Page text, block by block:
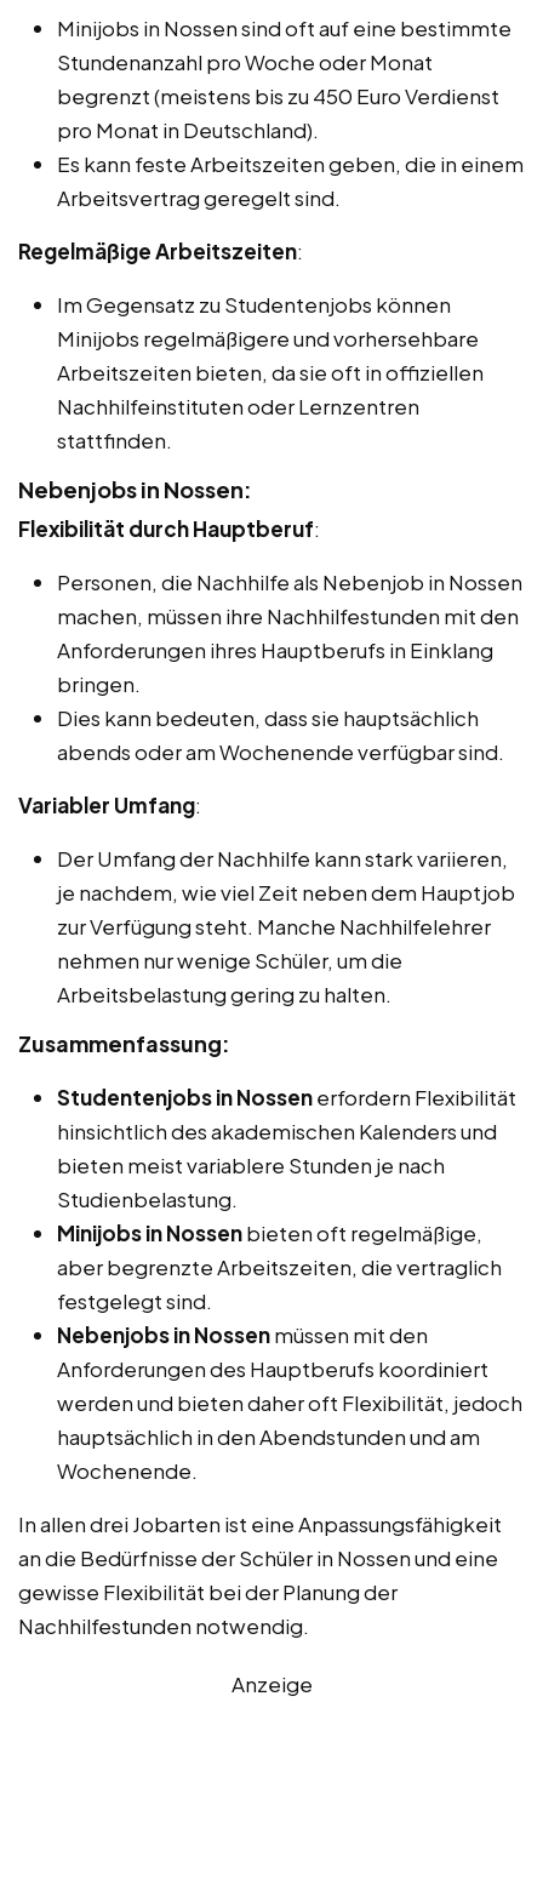
Minijobs in Nossen sind oft auf eine bestimmte
Stundenanzahl pro Woche oder Monat
begrenzt (meistens bis zu 450 Euro Verdienst
pro Monat in Deutschland).
Es kann feste Arbeitszeiten geben, die in einem
Arbeitsvertrag geregelt sind.
Regelmäßige Arbeitszeiten:
Im Gegensatz zu Studentenjobs können
Minijobs regelmäßigere und vorhersehbare
Arbeitszeiten bieten, da sie oft in offiziellen
Nachhilfeinstituten oder Lernzentren
stattfinden.
Nebenjobs in Nossen:
Flexibilität durch Hauptberuf:
Personen, die Nachhilfe als Nebenjob in Nossen
machen, müssen ihre Nachhilfestunden mit den
Anforderungen ihres Hauptberufs in Einklang
bringen.
Dies kann bedeuten, dass sie hauptsächlich
abends oder am Wochenende verfügbar sind.
Variabler Umfang:
Der Umfang der Nachhilfe kann stark variieren,
je nachdem, wie viel Zeit neben dem Hauptjob
zur Verfügung steht. Manche Nachhilfelehrer
nehmen nur wenige Schüler, um die
Arbeitsbelastung gering zu halten.
Zusammenfassung:
Studentenjobs in Nossenerfordern Flexibilität
hinsichtlich des akademischen Kalenders und
bieten meist variablere Stunden je nach
Studienbelastung.
Minijobs in Nossenbieten oft regelmäßige,
aber begrenzte Arbeitszeiten, die vertraglich
festgelegt sind.
Nebenjobs in Nossenmüssen mit den
Anforderungen des Hauptberufs koordiniert
werden und bieten daher oft Flexibilität, jedoch
hauptsächlich in den Abendstunden und am
Wochenende.
In allen drei Jobarten ist eine Anpassungsfähigkeit
an die Bedürfnisse der Schüler in Nossen und eine
gewisse Flexibilität bei der Planung der
Nachhilfestunden notwendig.
Anzeige